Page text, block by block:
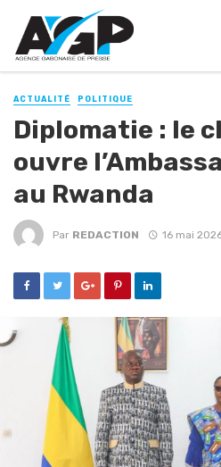
ACTUALITÉ POLITIQUE
Diplomatie : le
ouvre
au Rwanda
Par REDACTION 16 mai